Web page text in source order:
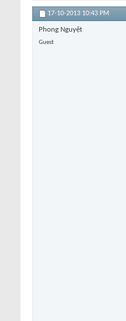
17-10-2013 10:43 PM
Phong Nguyệt
Guest